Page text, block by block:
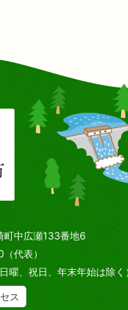
中広瀬133番地6
代表）
日曜、祝日、年末年始は除く
ス